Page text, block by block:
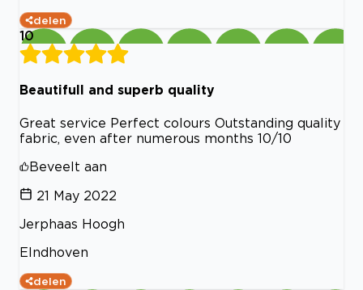
delen
10
Beautifull and superb quality
Great service Perfect colours Outstanding quality
fabric, even after numerous months 10/10
Beveelt aan
21 May 2022
Jerphaas Hoogh
EIndhoven
delen